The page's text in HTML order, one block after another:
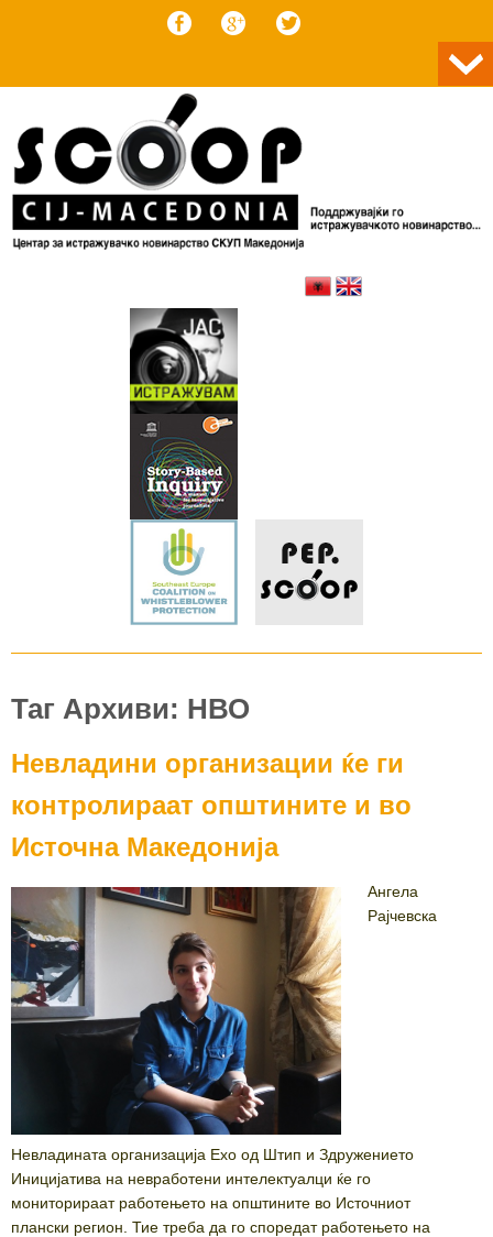
Таг Архиви: НВО
Невладини организации ќе ги
контролираат општините и во
Источна Македонија
Ангела
Рајчевска
Невладината организација Ехо од Штип и Здружението
Иницијатива на невработени интелектуалци ќе го
мониторираат работењето на општините во Источниот
плански регион. Тие треба да го споредат работењето на